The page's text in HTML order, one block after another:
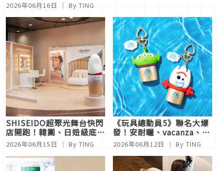
2026年06月16日 ｜ By TING
SHISEIDO超聚光舞台快閃
店開跑！韓團、日妞級底妝
體驗、專業攝影拍美照，還
送限量香水與棉花糖
2026年06月15日 ｜ By TING
《玩具總動員5》聯名大爆
發！安耐曬、vacanza、
Pandora同步開搶，三眼怪
掛飾萌翻收藏控
2026年06月12日 ｜ By TING